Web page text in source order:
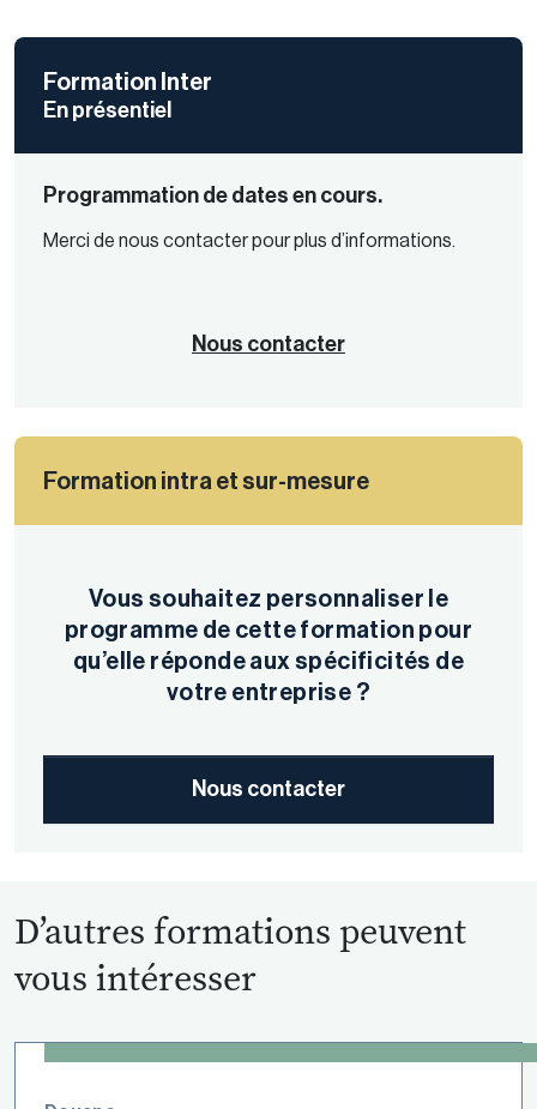
Formation Inter
En présentiel
Programmation de dates en cours.
Merci de nous contacter pour plus d’informations.
Nous contacter
Formation intra et sur-mesure
Vous souhaitez personnaliser le
programme de cette formation pour
qu’elle réponde aux spécificités de
votre entreprise ?
Nous contacter
D’autres formations peuvent
vous intéresser